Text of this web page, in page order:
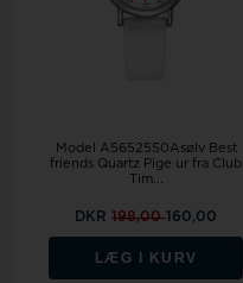
Model A56525S0Asølv Best
friends Quartz Pige ur fra Club
Tim...
DKR198,00160,00
LÆG I KURV